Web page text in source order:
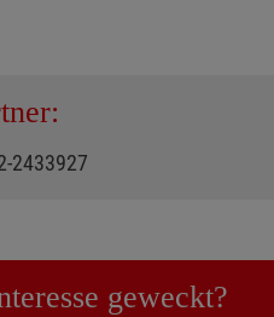
2433927
geweckt?